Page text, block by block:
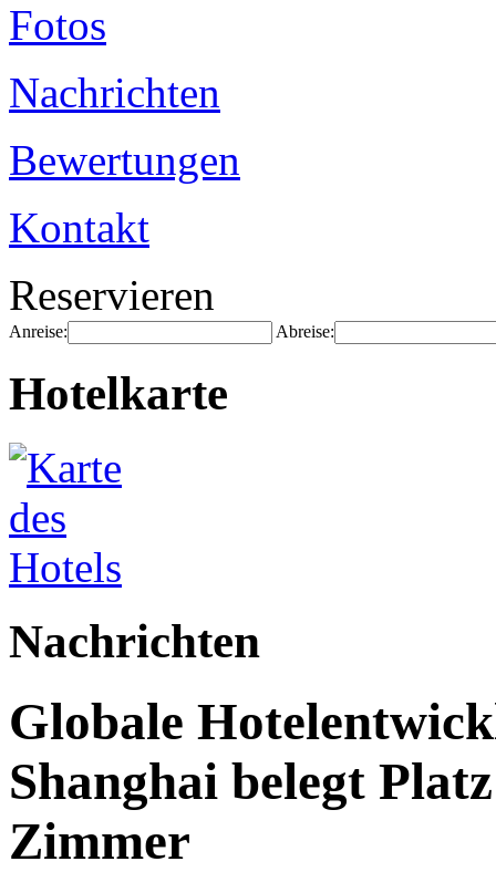
Fotos
Nachrichten
Bewertungen
Kontakt
Reservieren
Anreise: Abreise:
Hotelkarte
Nachrichten
Globale
Shanghai belegt
Zimmer